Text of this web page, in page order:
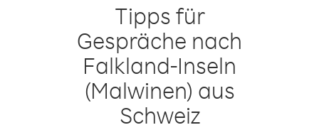
Tipps für
Gespräche nach
Falkland-Inseln
(Malwinen) aus
Schweiz